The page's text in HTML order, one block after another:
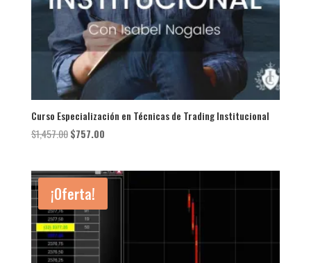
Curso Especialización en Técnicas de Trading Institucional
$1,457.00 El
era:
$1,457.00.
$757.00El
es:
¡Oferta!